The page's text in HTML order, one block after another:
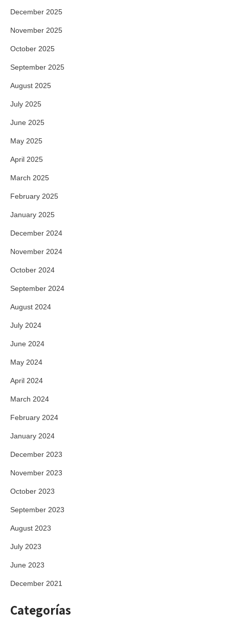
December 2025
November 2025
October 2025
September 2025
August 2025
July 2025
June 2025
May 2025
April 2025
March 2025
February 2025
January 2025
December 2024
November 2024
October 2024
September 2024
August 2024
July 2024
June 2024
May 2024
April 2024
March 2024
February 2024
January 2024
December 2023
November 2023
October 2023
September 2023
August 2023
July 2023
June 2023
December 2021
Categorías